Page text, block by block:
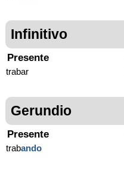
Infinitivo
Presente
trabar
Gerundio
Presente
trabando